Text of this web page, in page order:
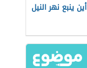
أين ينبع نهر النيل